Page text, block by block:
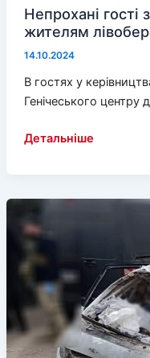
Непрохані гості
жителям
14.10.2024
В гостях у
Генічеського центру
Непрохані
Росії
жителям
лівобережжя
дивні
подарунки
Детальніше